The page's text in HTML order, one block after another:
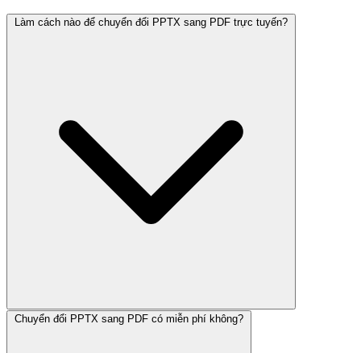
Làm cách nào để chuyển đổi PPTX sang PDF trực tuyến?
Chuyển đổi PPTX sang PDF có miễn phí không?